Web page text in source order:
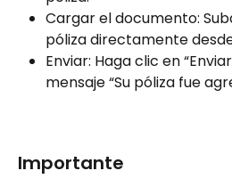
Cargar el documento:
póliza directamente
Enviar: Haga clic en
mensaje “Su póliza fue
Importante